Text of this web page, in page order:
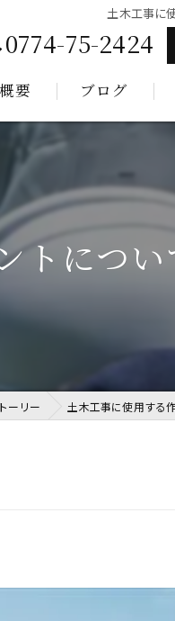
土木工事に
0774-75-2424
要 ブログ
トについ
ーリー 土木工事に使用する